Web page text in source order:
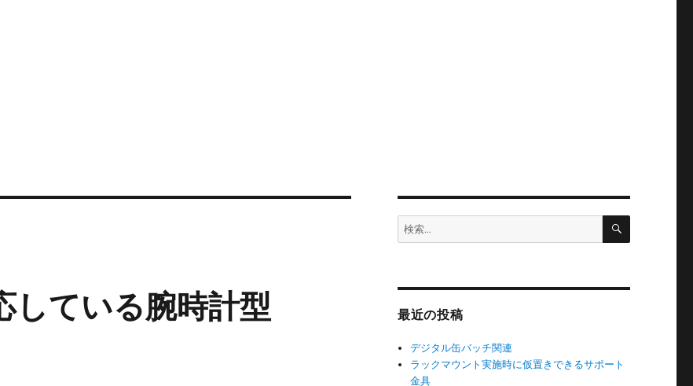
している腕時計型
検
索:
検
最近の投稿
デジタル缶バッチ関連
ラックマウント実施時に仮置きできるサポート
金具